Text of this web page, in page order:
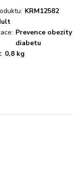
KRM12582
Prevence obezity
diabetu
0,8 kg